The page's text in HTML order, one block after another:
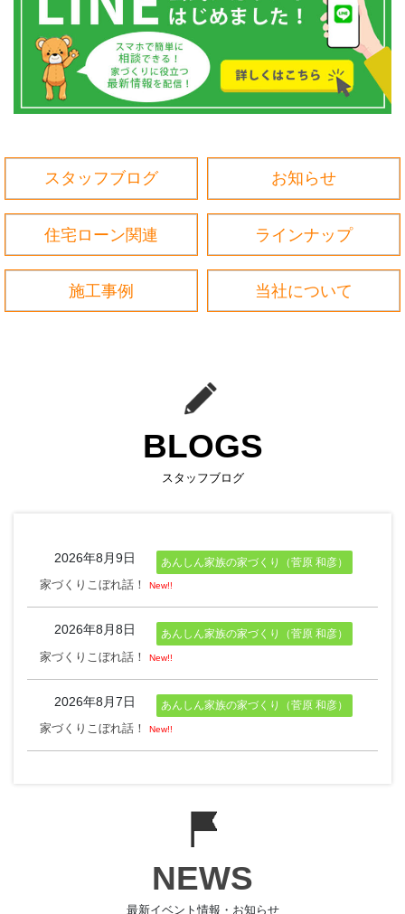
スタッフブログ お知らせ
住宅ローン関連 ラインナップ
施工事例 当社について
BLOGS
2026年8月9日 あんしん家族の家づくり（菅原 和彦）
家づくりこぼれ話！
2026年8月8日 あんしん家族の家づくり（菅原 和彦）
2026年8月7日 あんしん家族の家づくり（菅原 和彦）